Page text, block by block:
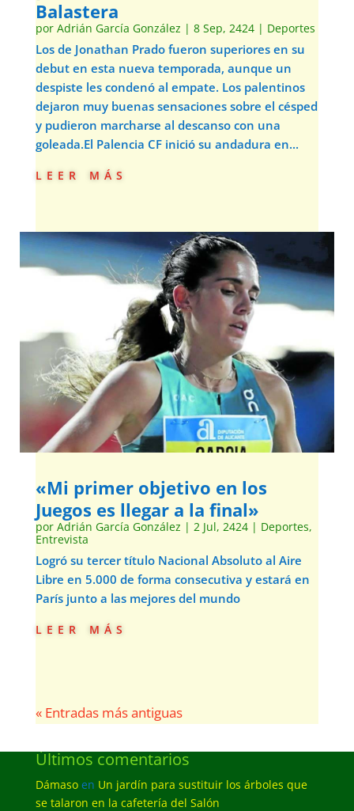
Balastera
por Adrián García González | 8 Sep, 2424| Deportes
Los de Jonathan Prado fueron superiores en su
debut en esta nueva temporada, aunque un
despiste les condenó al empate. Los palentinos
dejaron muy buenas sensaciones sobre el césped
y pudieron marcharse al descanso con una
goleada.El Palencia CF inició su andadura en...
leer más
«Mi primer objetivo en los
Juegos es llegar a la final»
por Adrián García González | 2 Jul, 2424| Deportes,
Entrevista
Logró su tercer título Nacional Absoluto al Aire
Libre en 5.000 de forma consecutiva y estará en
París junto a las mejores del mundo
leer más
« Entradas más antiguas
Últimos comentarios
Dámasoen Un jardín para sustituir los árboles que
se talaron en la cafetería del Salón